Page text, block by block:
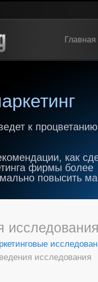
Главная
к процветанию
как
фирмы более
повысить
исследования